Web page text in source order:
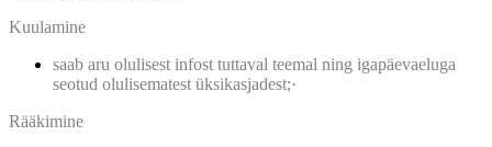
Kuulamine
saab aru olulisest infost tuttaval teemal ning igapäevaeluga
seotud olulisematest üksikasjadest;·
Rääkimine